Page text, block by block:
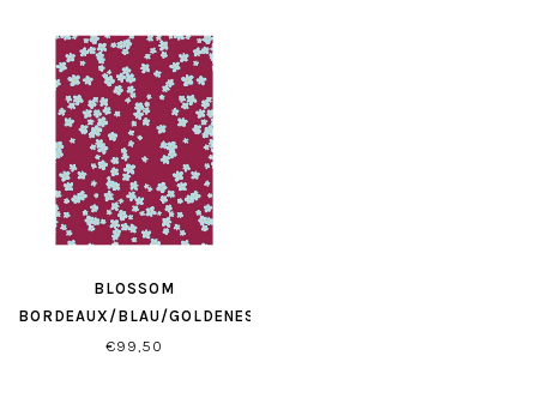
BLOSSOM
BORDEAUX/BLAU/GOLDENES
GESCHENKPAPIER
€99,50